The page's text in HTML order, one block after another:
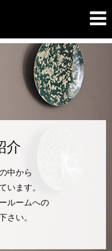
介
中から
います。
ルームへの
さい。